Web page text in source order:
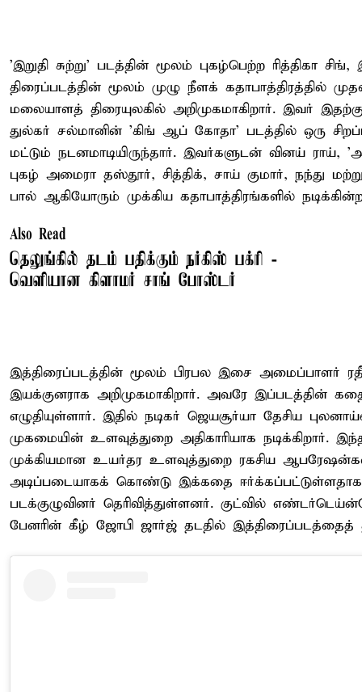
'இறுதி சுற்று' படத்தின் மூலம் புகழ்பெற்ற ரித்திகா
திரைப்படத்தின் மூலம் முழு நீளக் கதாபாத்திரத்தில்
மலையாளத் திரையுலகில் அறிமுகமாகிறார். இவர்
துல்கர் சல்மானின் 'கிங் ஆப் கோதா' படத்தில் ஒரு
மட்டும் நடனமாடியிருந்தார். இவர்களுடன் வினய்
புகழ் அமைரா தஸ்தூர், சித்திக், சாய் குமார், நந்து
பால் ஆகியோரும் முக்கிய கதாபாத்திரங்களில்
Also Read
தெலுங்கில் தடம் பதிக்கும் நர்கிஸ் பக்ரி -
வெளியான கிளாமர் சாங் போஸ்டர்
இத்திரைப்படத்தின் மூலம் பிரபல இசை அமைப்பாளர்
இயக்குனராக அறிமுகமாகிறார். அவரே இப்படத்தின்
எழுதியுள்ளார். இதில் நடிகர் ஜெயசூர்யா தேசிய
முகமையின் உளவுத்துறை அதிகாரியாக நடிக்கிறார்.
முக்கியமான உயர்தர உளவுத்துறை ரகசிய
அடிப்படையாகக் கொண்டு இக்கதை
படக்குழுவினர் தெரிவித்துள்ளனர். குட்வில்
பேனரின் கீழ் ஜோபி ஜார்ஜ் தடதில் இத்திரைப்படத்தைத்